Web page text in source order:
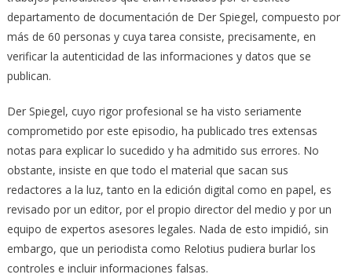
departamento de documentación de Der Spiegel, compuesto por
más de 60 personas y cuya tarea consiste, precisamente, en
verificar la autenticidad de las informaciones y datos que se
publican.
Der Spiegel, cuyo rigor profesional se ha visto seriamente
comprometido por este episodio, ha publicado tres extensas
notas para explicar lo sucedido y ha admitido sus errores. No
obstante, insiste en que todo el material que sacan sus
redactores a la luz, tanto en la edición digital como en papel, es
revisado por un editor, por el propio director del medio y por un
equipo de expertos asesores legales. Nada de esto impidió, sin
embargo, que un periodista como Relotius pudiera burlar los
controles e incluir informaciones falsas.